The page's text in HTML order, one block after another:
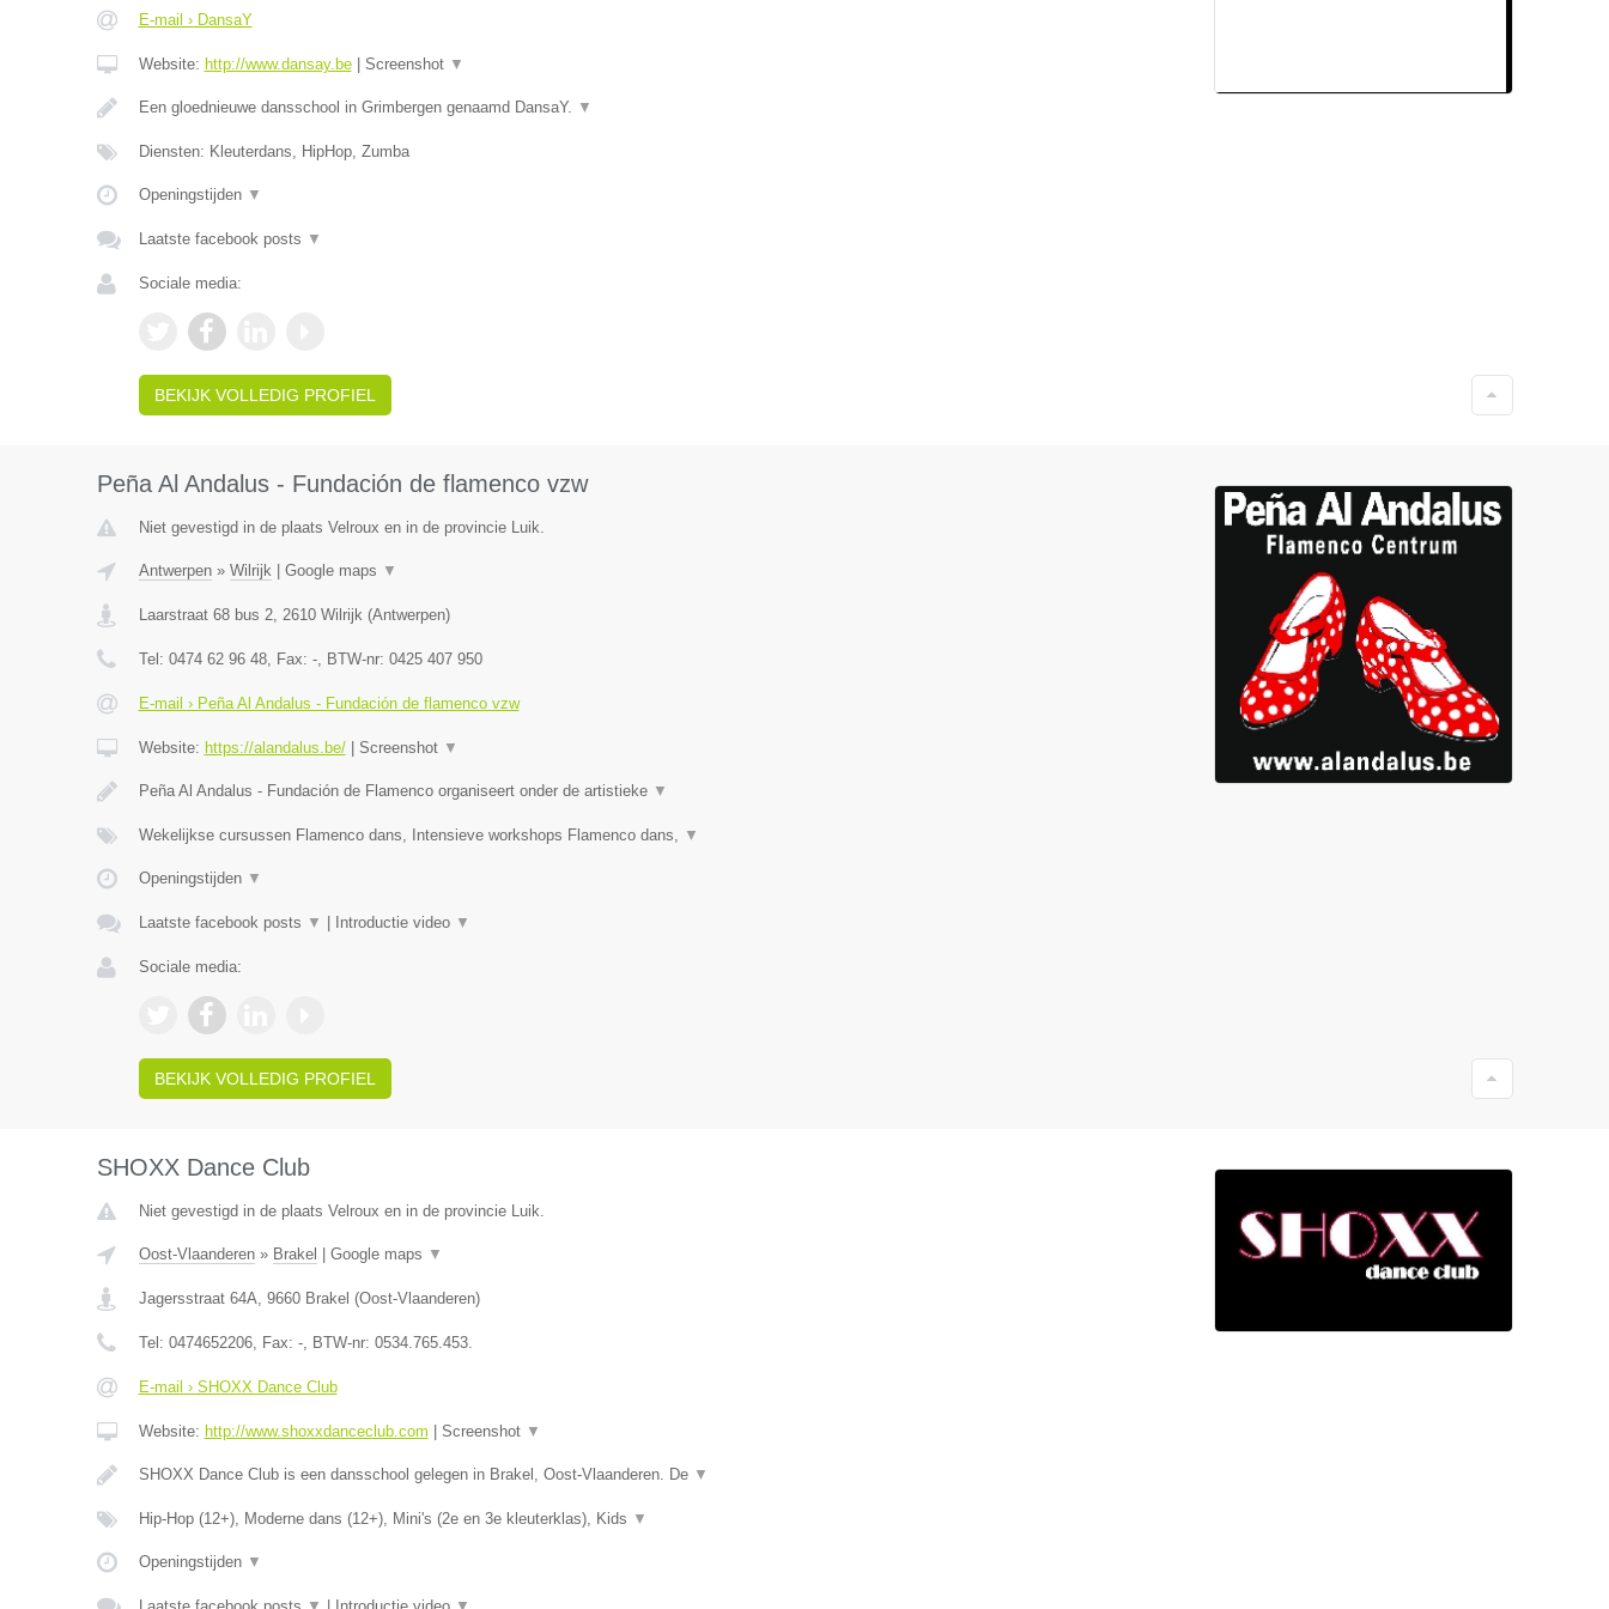
E-mail › DansaY
Website: http://www.dansay.be| Screenshot ▼
Een gloednieuwe dansschool in Grimbergen genaamd DansaY. ▼
Diensten: Kleuterdans, HipHop, Zumba
Openingstijden ▼
Laatste facebook posts ▼
Sociale media:
BEKIJK VOLLEDIG PROFIEL
Peña Al Andalus - Fundación de flamenco vzw
Niet gevestigd in de plaats Velroux en in de provincie Luik.
Antwerpen» Wilrijk| Google maps ▼
Laarstraat 68 bus 2, 2610 Wilrijk(Antwerpen)
Tel: 0474 62 96 48, Fax: -, BTW-nr: 0425 407 950
E-mail › Peña Al Andalus - Fundación de flamenco vzw
Website: https://alandalus.be/| Screenshot ▼
Peña Al Andalus - Fundación de Flamenco organiseert onder de artistieke ▼
Wekelijkse cursussen Flamenco dans, Intensieve workshops Flamenco dans, ▼
Openingstijden ▼
Laatste facebook posts ▼ Introductie video ▼
Sociale media:
BEKIJK VOLLEDIG PROFIEL
SHOXX Dance Club
Niet gevestigd in de plaats Velroux en in de provincie Luik.
Oost-Vlaanderen» Brakel Google maps ▼
Jagersstraat 64A, 9660 Brakel (Oost-Vlaanderen)
Tel: 0474652206, Fax: -, BTW-nr: 0534.765.453.
E-mail › SHOXX Dance Club
Website: http://www.shoxxdanceclub.com Screenshot ▼
SHOXX Dance Club is een dansschool gelegen in Brakel, Oost-Vlaanderen. De ▼
Hip-Hop (12+), Moderne dans (12+), Mini's (2e en 3e kleuterklas), Kids ▼
Openingstijden ▼